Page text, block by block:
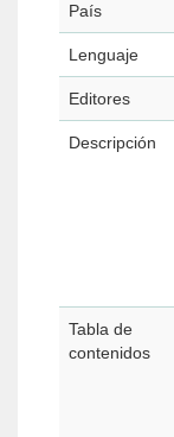
País
Lenguaje
Editores
Descripción
Tabla de
contenidos